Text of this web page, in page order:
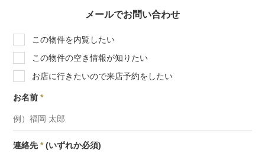
メールでお問い合わせ
この物件を内覧したい
この物件の空き情報が知りたい
お店に行きたいので来店予約をしたい
お名前*
連絡先* (いずれか必須)